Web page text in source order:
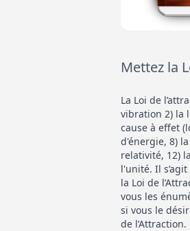
Mettez la
La Loi de
vibration 2) la
cause à effet
d'énergie, 8)
relativité, 12)
l'unité. Il
la Loi de
vous les
si vous le
de l’Attraction.